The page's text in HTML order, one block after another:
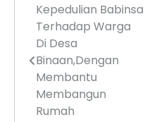
Navigasi
pos
Kepedulian Babinsa
Terhadap Warga
Di Desa
Binaan,Dengan
Membantu
Membangun
Rumah